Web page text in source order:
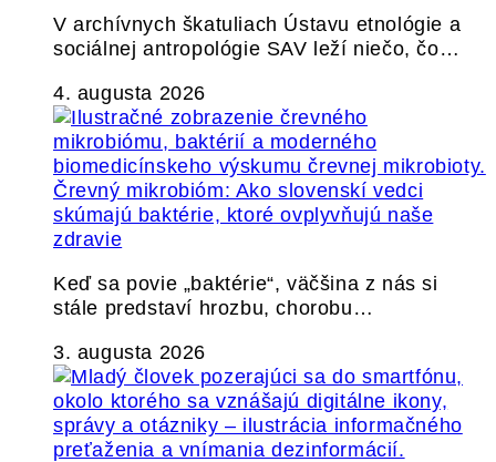
V archívnych škatuliach Ústavu etnológie a
sociálnej antropológie SAV leží niečo, čo…
4. augusta 2026
Črevný mikrobióm: Ako slovenskí vedci
skúmajú baktérie, ktoré ovplyvňujú naše
zdravie
Keď sa povie „baktérie“, väčšina z nás si
stále predstaví hrozbu, chorobu…
3. augusta 2026